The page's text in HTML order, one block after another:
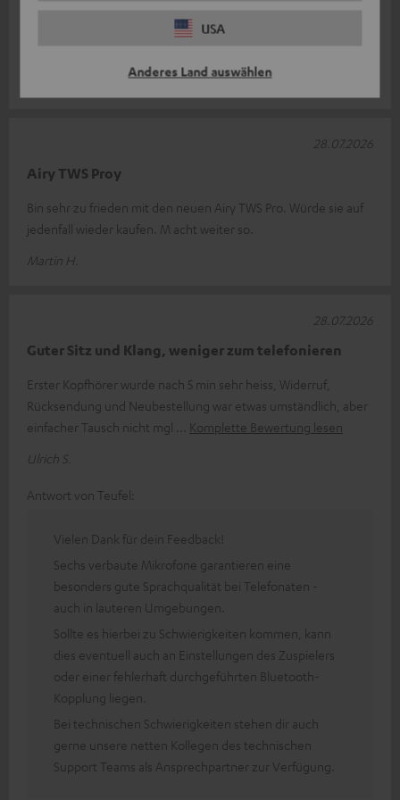
USA
Anderes Land auswählen
Airy TWS Proy
Bin sehr zu frieden mit den neuen Airy TWS Pro. Würde sie auf
jedenfall wieder kaufen. M acht weiter so.
Martin H.
28.07.2026
Guter Sitz und Klang, weniger zum telefonieren
Erster Kopfhörer wurde nach 5 min sehr heiss, Widerruf,
Rücksendung und Neubestellung war etwas umständlich, aber
einfacher Tausch nicht mgl
Komplette Bewertung lesen
Ulrich S.
28.07.2026
Antwort von Teufel:
Vielen Dank für dein Feedback!
Sechs verbaute Mikrofone garantieren eine
besonders gute Sprachqualität bei Telefonaten -
auch in lauteren Umgebungen.
Sollte es hierbei zu Schwierigkeiten kommen, kann
dies eventuell auch an Einstellungen des Zuspielers
oder einer fehlerhaft durchgeführten Bluetooth-
Kopplung liegen.
Bei technischen Schwierigkeiten stehen dir auch
gerne unsere netten Kollegen des technischen
Support Teams als Ansprechpartner zur Verfügung.